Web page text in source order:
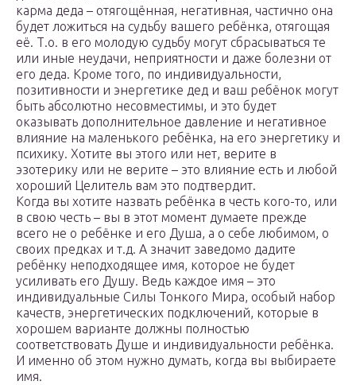
карма деда – отягощённая, негативная, частично она
будет ложиться на судьбу вашего ребёнка, отягощая
её. Т.о. в его молодую судьбу могут сбрасываться те
или иные неудачи, неприятности и даже болезни от
его деда. Кроме того, по индивидуальности,
позитивности и энергетике дед и ваш ребёнок могут
быть абсолютно несовместимы, и это будет
оказывать дополнительное давление и негативное
влияние на маленького ребёнка, на его энергетику и
психику. Хотите вы этого или нет, верите в
эзотерику или не верите – это влияние есть и любой
хороший Целитель вам это подтвердит.
Когда вы хотите назвать ребёнка в честь кого-то, или
в свою честь – вы в этот момент думаете прежде
всего не о ребёнке и его Душа, а о себе любимом, о
своих предках и т.д. А значит заведомо дадите
ребёнку неподходящее имя, которое не будет
усиливать его Душу. Ведь каждое имя – это
индивидуальные Силы Тонкого Мира, особый набор
качеств, энергетических подключений, которые в
хорошем варианте должны полностью
соответствовать Душе и индивидуальности ребёнка.
И именно об этом нужно думать, когда вы выбираете
имя.